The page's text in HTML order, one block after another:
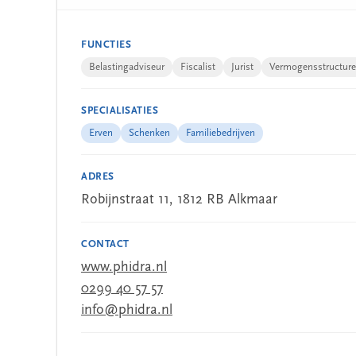
FUNCTIES
Belastingadviseur Fiscalist Jurist
SPECIALISATIES
Erven Schenken Familiebedrijven
ADRES
Robijnstraat 11, 1812 RB Alkmaar
CONTACT
www.phidra.nl
0299 40 57 57
info@phidra.nl